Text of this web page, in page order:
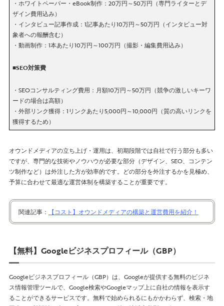
・ホワイトペーパー・eBook制作：20万円～50万円（専門ライターとデ
ザイン費用込み）
・インタビュー記事作成：1記事あたり10万円～50万円（インタビュー対
象者への報酬含む）
・動画制作：1本あたり10万円～100万円（撮影・編集費用込み）
■SEO対策費
・SEOコンサルティング費用：月額10万円～50万円（競争の激しいキーワ
ードの場合は高額）
・外部リンク獲得：1リンクあたり5,000円～10,000円（質の高いリンクを
獲得するため）
オウンドメディアの立ち上げ・運用は、初期段階では自社で行う部分も多い
ですが、専門的な技術やノウハウが必要な部分（デザイン、SEO、コンテン
ツ制作など）は外注した方が効率的です。どの部分を外注するかを見極め、
予算に合わせて最適な運営体制を構築することが重要です。
関連記事： 【コスト】オウンドメディアの構築と運営費用を紹介！
【無料】Googleビジネスプロフィール（GBP）
Googleビジネスプロフィール（GBP）は、Googleが提供する無料のビジネ
ス情報管理ツールで、Google検索やGoogleマップ上に自社の情報を表示す
ることができるサービスです。無料で始められるにもかかわらず、検索・地